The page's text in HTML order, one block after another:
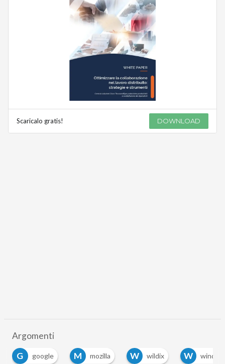
Scaricalo gratis! DOWNLOAD
Argomenti
G
google M mozilla W wildix W